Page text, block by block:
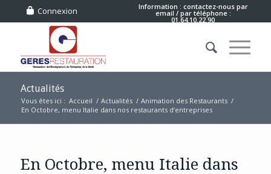
Connexion Information : contactez-nous par
email / par téléphone :
01.64.10.22.90
Actualités
Vous êtes ici : Accueil / Actualités / Animation des Restaurants /
En Octobre, menu Italie dans nos restaurants d’entreprises
En Octobre, menu Italie dans